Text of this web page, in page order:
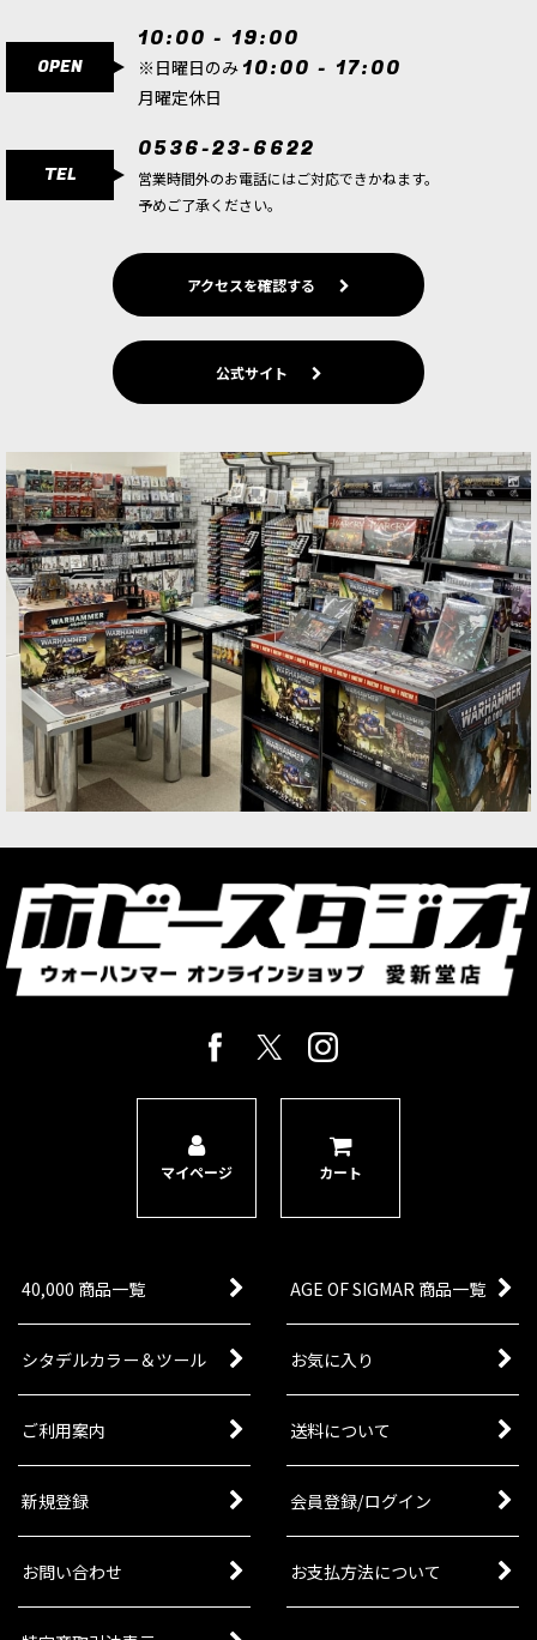
OPEN
10:00 - 19:00
※日曜日のみ 10:00 - 17:00
月曜定休日
TEL
0536-23-6622
営業時間外のお電話にはご対応できかねます。
予めご了承ください。
アクセスを確認する
公式サイト
マイページ カート
40,000 商品一覧 AGE OF SIGMAR 商品一覧
シタデルカラー＆ツール お気に入り
ご利用案内 送料について
新規登録 会員登録/ログイン
お問い合わせ お支払方法について